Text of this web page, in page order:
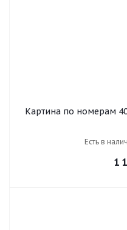
Картина по номерам
краски,
Есть в
1